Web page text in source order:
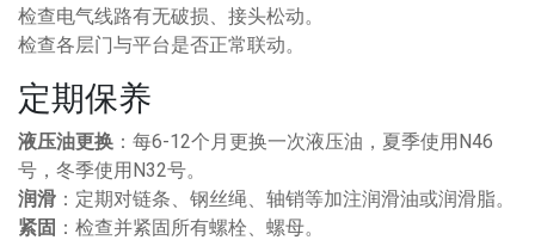
检查电气线路有无破损、接头松动。
检查各层门与平台是否正常联动。
定期保养
液压油更换 ：每6-12个月更换一次液压油，夏季使用N46
号，冬季使用N32号。
润滑 ：定期对链条、钢丝绳、轴销等加注润滑油或润滑脂。
紧固 ：检查并紧固所有螺栓、螺母。